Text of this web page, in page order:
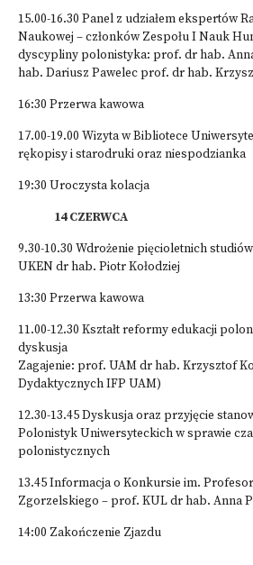
15.00-16.30 Panel z udziałem ekspertów
Naukowej – członków Zespołu I Nauk
dyscypliny polonistyka: prof. dr hab.
hab. Dariusz Pawelec prof. dr hab.
16:30 Przerwa kawowa
17.00-19.00 Wizyta w Bibliotece
rękopisy i starodruki oraz niespodzianka
19:30 Uroczysta kolacja
14 CZERWCA
9.30-10.30 Wdrożenie pięcioletnich
UKEN dr hab. Piotr Kołodziej
13:30 Przerwa kawowa
11.00-12.30 Kształt reformy edukacji
dyskusja
Zagajenie: prof. UAM dr hab. Krzysztof
Dydaktycznych IFP UAM)
12.30-13.45 Dyskusja oraz przyjęcie
Polonistyk Uniwersyteckich w sprawie
polonistycznych
13.45 Informacja o Konkursie im.
Zgorzelskiego – prof. KUL dr hab. Anna
14:00 Zakończenie Zjazdu